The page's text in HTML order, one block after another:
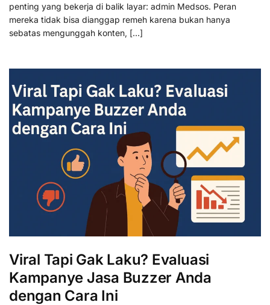
penting yang bekerja di balik layar: admin Medsos. Peran
mereka tidak bisa dianggap remeh karena bukan hanya
sebatas mengunggah konten, […]
Viral Tapi Gak Laku? Evaluasi
Kampanye Jasa Buzzer Anda
dengan Cara Ini